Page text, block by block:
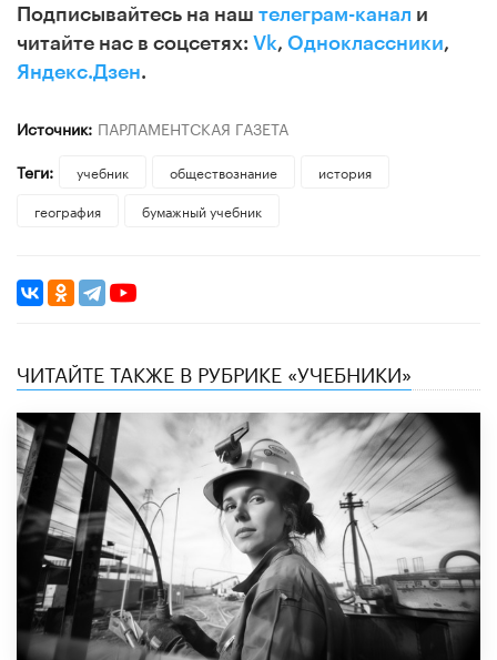
Подписывайтесь на наш телеграм-канал и
читайте нас в соцсетях: Vk, Одноклассники,
Яндекс.Дзен.
Источник: ПАРЛАМЕНТСКАЯ ГАЗЕТА
Теги:
учебник обществознание
история
география
бумажный учебник
ЧИТАЙТЕ ТАКЖЕ В РУБРИКЕ «УЧЕБНИКИ»